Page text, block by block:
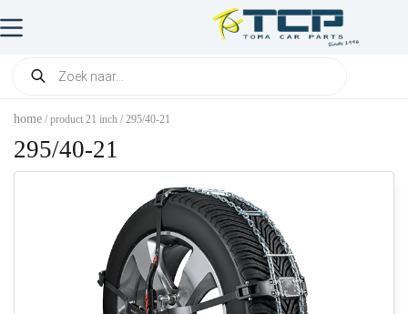
home / product 21 inch / 295/40-21
295/40-21